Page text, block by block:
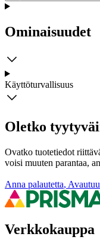
Ominaisuudet
Käyttöturvallisuus
Oletko
Ovatko tuotetiedot
voisi muuten parantaa,
Anna palautetta,
Verkkokauppa